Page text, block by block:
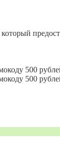
500
500